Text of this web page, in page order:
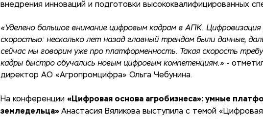
внедрения инноваций и подготовки высококвалифицированных
«Уделено большое внимание цифровым кадрам в АПК.
скоростью: несколько лет назад главный трендом были данные,
сейчас мы говорим уже про платформенность. Такая скорость
кадры быстро обучались новым цифровым компетенциям.» -
директор АО «Агропромцифра» Ольга Чебунина.
На конференции «Цифровая основа агробизнеса»: умные
земледельца» Анастасия Вяликова выступила с темой